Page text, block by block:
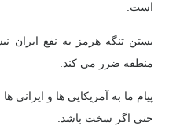
است.
بستن تنگه هرمز به نفع ایران
منطقه ضرر می کند.
پیام ما به آمریکایی ها و ایرانی
حتی اگر سخت باشد.